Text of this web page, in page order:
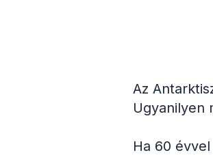
Az
Ugyanilyen
Ha 60